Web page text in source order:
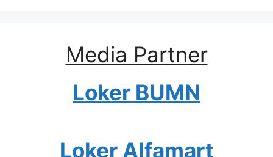
Media Partner
Loker BUMN
Loker Alfamart